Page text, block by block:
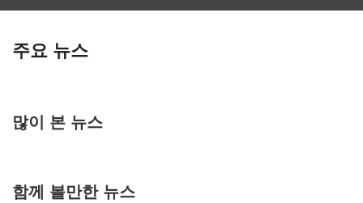
주요 뉴스
많이 본 뉴스
함께 볼만한 뉴스